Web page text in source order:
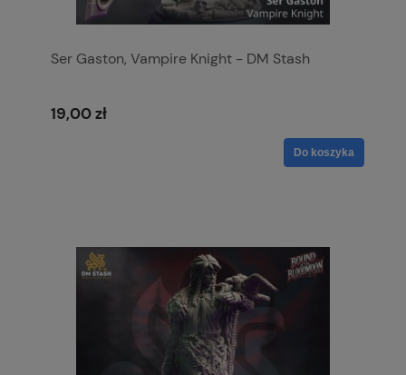
Ser Gaston, Vampire Knight - DM Stash
19,00 zł
Do koszyka